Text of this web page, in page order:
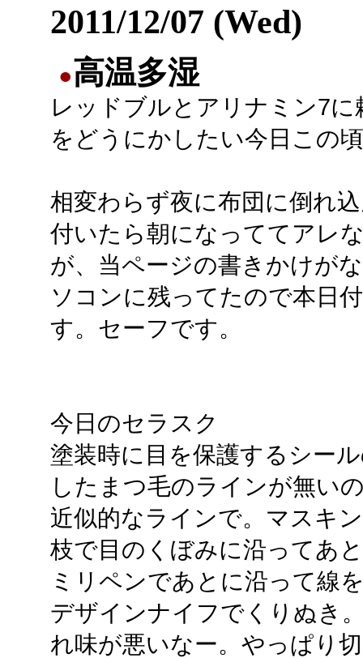
2011/12/07 (Wed)
●高温多湿
レッドブルとアリナミン7に
をどうにかしたい今日この
相変わらず夜に布団に倒れ
付いたら朝になっててアレ
が、当ページの書きかけが
ソコンに残ってたので本日
す。セーフです。
今日のセラスク
塗装時に目を保護するシー
したまつ毛のラインが無い
近似的なラインで。マスキ
枝で目のくぼみに沿ってあ
ミリペンであとに沿って線
デザインナイフでくりぬき
れ味が悪いなー。やっぱり